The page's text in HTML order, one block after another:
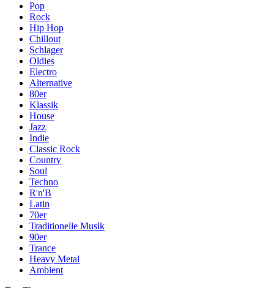
Pop
Rock
Hip Hop
Chillout
Schlager
Oldies
Electro
Alternative
80er
Klassik
House
Jazz
Indie
Classic Rock
Country
Soul
Techno
R'n'B
Latin
70er
Traditionelle Musik
90er
Trance
Heavy Metal
Ambient